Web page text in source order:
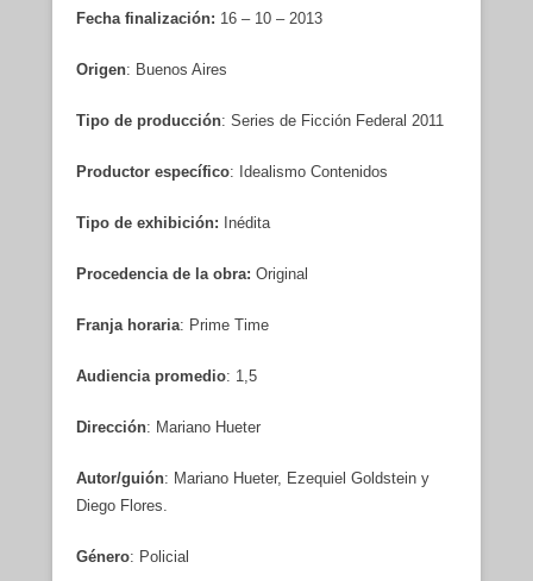
Fecha finalización: 16 – 10 – 2013
Origen: Buenos Aires
Tipo de producción: Series de Ficción Federal 2011
Productor específico: Idealismo Contenidos
Tipo de exhibición: Inédita
Procedencia de la obra: Original
Franja horaria: Prime Time
Audiencia promedio: 1,5
Dirección: Mariano Hueter
Autor/guión: Mariano Hueter, Ezequiel Goldstein y
Diego Flores.
Género: Policial